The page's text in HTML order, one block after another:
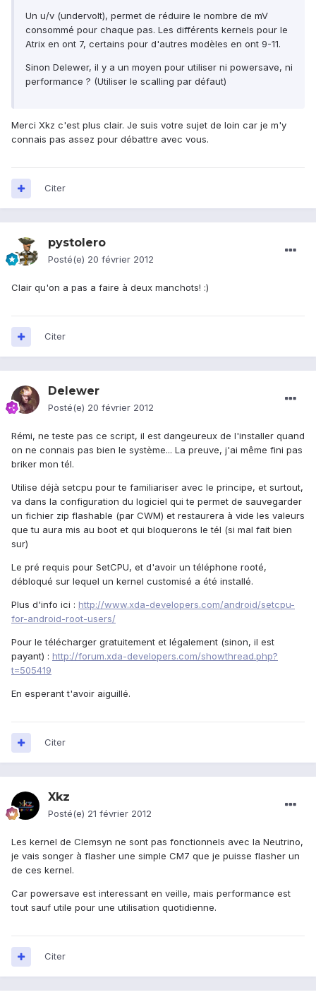
Un u/v (undervolt), permet de réduire le nombre de mV
consommé pour chaque pas. Les différents kernels pour le
Atrix en ont 7, certains pour d'autres modèles en ont 9-11.
Sinon Delewer, il y a un moyen pour utiliser ni powersave, ni
performance ? (Utiliser le scalling par défaut)
Merci Xkz c'est plus clair. Je suis votre sujet de loin car je m'y
connais pas assez pour débattre avec vous.
Citer
pystolero
Posté(e) 20 février 2012
Clair qu'on a pas a faire à deux manchots! :)
Citer
Delewer
Posté(e) 20 février 2012
Rémi, ne teste pas ce script, il est dangeureux de l'installer quand
on ne connais pas bien le système... La preuve, j'ai même fini pas
briker mon tél.
Utilise déjà setcpu pour te familiariser avec le principe, et surtout,
va dans la configuration du logiciel qui te permet de sauvegarder
un fichier zip flashable (par CWM) et restaurera à vide les valeurs
que tu aura mis au boot et qui bloquerons le tél (si mal fait bien
sur)
Le pré requis pour SetCPU, et d'avoir un téléphone rooté,
débloqué sur lequel un kernel customisé a été installé.
Plus d'info ici : http://www.xda-developers.com/android/setcpu-
for-android-root-users/
Pour le télécharger gratuitement et légalement (sinon, il est
payant) : http://forum.xda-developers.com/showthread.php?
t=505419
En esperant t'avoir aiguillé.
Citer
Xkz
Posté(e) 21 février 2012
Les kernel de Clemsyn ne sont pas fonctionnels avec la Neutrino,
je vais songer à flasher une simple CM7 que je puisse flasher un
de ces kernel.
Car powersave est interessant en veille, mais performance est
tout sauf utile pour une utilisation quotidienne.
Citer